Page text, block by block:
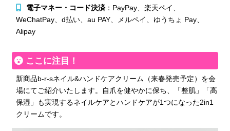
電子マネー・コード決済：PayPay、楽天ペイ、
WeChatPay、d払い、au PAY、メルペイ、ゆうちょ Pay、
Alipay
ここに注目！
新商品b-r-sネイル&ハンドケアクリーム（来春発売予定）を会
場にてご紹介いたします。自爪を健やかに保ち、「整肌」「高
保湿」も実現するネイルケアとハンドケアが1つになった2in1
クリームです。